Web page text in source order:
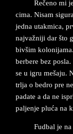
Rečeno mi
ci­ma. Ni­sam
jed­na utak­mi­ca,
naj­važniji dar što
bivšim
berbere bez
se u igru me­ša­ju.
trl­ja o be­dro pre
pa­da­te a da ne
palj­en­je pluća na
Fud­bal je